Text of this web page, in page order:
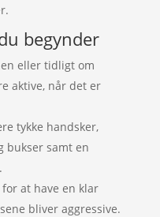
begynder
eller tidligt om
aktive, når det er
tykke handsker,
bukser samt en
for at have en klar
bliver aggressive.